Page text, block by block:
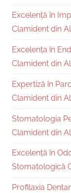
Excelență în
Clamident din
Excelența în
Clamident din
Expertiză în
Clamident din
Stomatologia
Clamident din
Excelență în
Stomatologică
Profilaxia